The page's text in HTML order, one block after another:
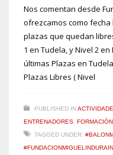
Nos comentan desde
ofrezcamos como fecha
plazas que quedan
1 en Tudela, y Nivel 2
últimas Plazas en
Plazas Libres ( Nivel
PUBLISHED IN
ENTRENADORES FORMACIÓN
TAGGED UNDER:
#FUNDACIONMIGUELINDURAIN